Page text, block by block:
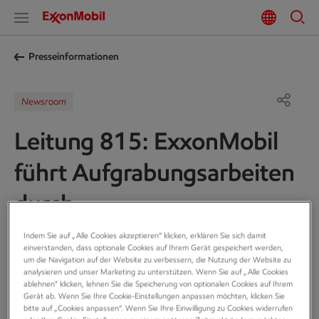
Presseinformationen
Newsroom
Leitung 815: ExxonMobil
führt Aufgrabungsarbeiten
durch
ExxonMobil beginnt in diesen Tagen mit
Aufgrabungsarbeiten an der Leitung
815 nahe der Kreisstrasse 43 zwischen
Indem Sie auf „Alle Cookies akzeptieren“ klicken, erklären Sie sich damit
einverstanden, dass optionale Cookies auf Ihrem Gerät gespeichert werden,
um die Navigation auf der Website zu verbessern, die Nutzung der Website zu
analysieren und unser Marketing zu unterstützen. Wenn Sie auf „Alle Cookies
ablehnen" klicken, lehnen Sie die Speicherung von optionalen Cookies auf Ihrem
Gerät ab. Wenn Sie Ihre Cookie-Einstellungen anpassen möchten, klicken Sie
bitte auf „Cookies anpassen“. Wenn Sie Ihre Einwilligung zu Cookies widerrufen